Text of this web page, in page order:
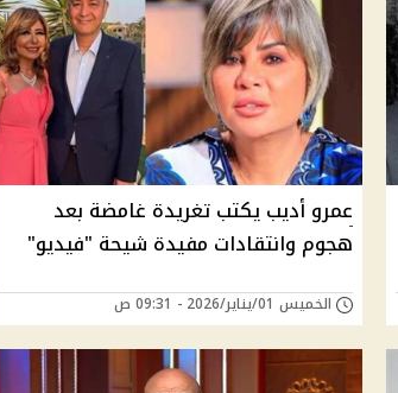
عمرو أديب يكتب تغريدة غامضة بعد
هجوم وانتقادات مفيدة شيحة "فيديو"
الخميس 01/يناير/2026 - 09:31 ص